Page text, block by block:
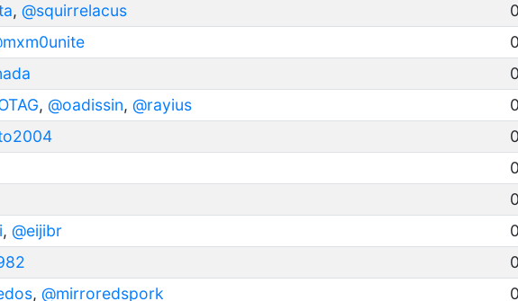
, @squirrelacus
, @oadissin, @rayius
, @eijibr
, @mirroredspork